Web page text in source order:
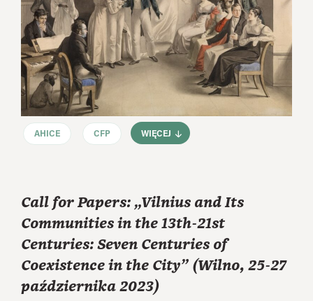
AHICE CFP WIĘCEJ
Call for Papers: „Vilnius and Its
Communities in the 13th-21st
Centuries: Seven Centuries of
Coexistence in the City” (Wilno, 25-27
października 2023)